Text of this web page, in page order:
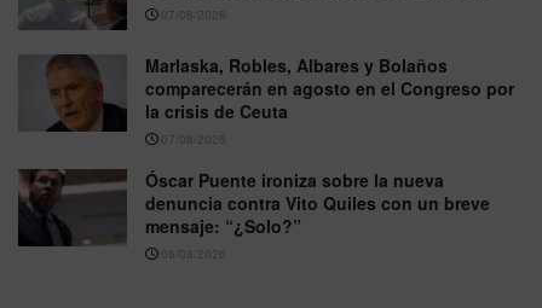
07/08/2026
Marlaska, Robles, Albares y Bolaños
comparecerán en agosto en el Congreso por
la crisis de Ceuta
07/08/2026
Óscar Puente ironiza sobre la nueva
denuncia contra Vito Quiles con un breve
mensaje: “¿Solo?”
06/08/2026